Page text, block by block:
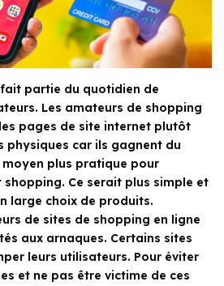
partie du quotidien de
Les amateurs de shopping
pages de site internet plutôt
physiques car ils gagnent du
plus pratique pour
Ce serait plus simple et
large choix de produits.
de sites de shopping en ligne
aux arnaques. Certains sites
leurs utilisateurs. Pour éviter
et ne pas être victime de ces